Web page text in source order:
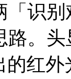
「识
路。
红